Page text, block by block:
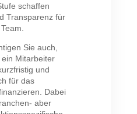
schaffen
Transparenz für
Sie auch,
Mitarbeiter
und
für das
Dabei
aber